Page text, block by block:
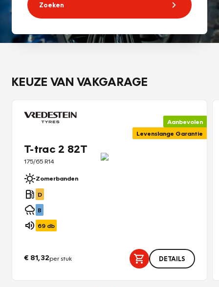
Zoeken
KEUZE VAN VAKGARAGE
Aanbevolen
Levenslange Garantie
T-trac 2 82T
175/65 R14
Zomerbanden
D
B
69 db
€ 81,32per stuk DETAILS